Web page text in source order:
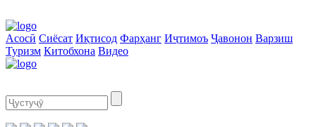
Асосӣ Сиёсат Иқтисод Фарҳанг Иҷтимоъ Ҷавонон Варзиш
Туризм Китобхона Видео